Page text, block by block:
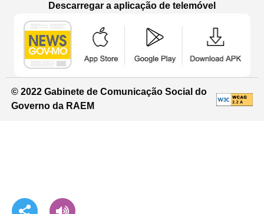
Descarregar a aplicação de telemóvel
© 2022 Gabinete de Comunicação Social do
Governo da RAEM